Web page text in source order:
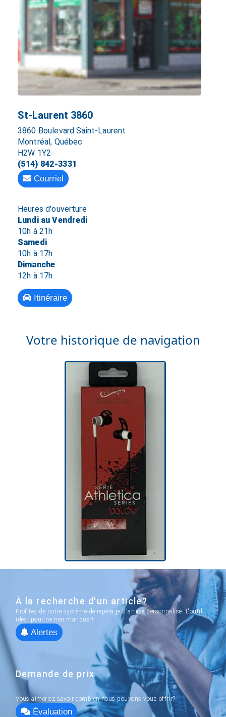
St-Laurent 3860
3860 Boulevard Saint-Laurent
Montréal, Québec
H2W 1Y2
(514) 842-3331
Courriel
Heures d'ouverture
Lundi au Vendredi
10h à 21h
Samedi
10h à 17h
Dimanche
12h à 17h
Itinéraire
Votre historique de navigation
À la recherche d'un article?
Profitez de notre système de repérage d'article personnalisé. L'outil
idéal pour ne rien manquer!
Alertes
Demande de prix
Vous aimeriez savoir combien nous pouvons vous offrir?
Évaluation